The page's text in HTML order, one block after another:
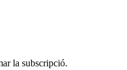
la subscripció.